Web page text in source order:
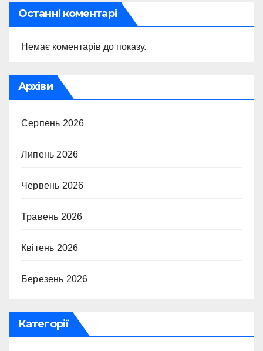
Останні коментарі
Немає коментарів до показу.
Архіви
Серпень 2026
Липень 2026
Червень 2026
Травень 2026
Квітень 2026
Березень 2026
Категорії